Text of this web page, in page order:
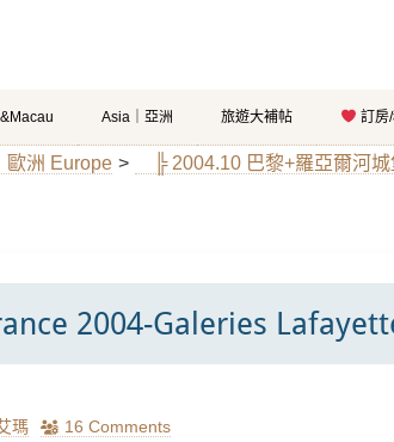
Asia｜亞洲 旅遊大補帖 訂房
洲 Europe > ╠ 2004.10 巴黎+羅亞爾河城
2004-Galeries
瑪 16 Comments